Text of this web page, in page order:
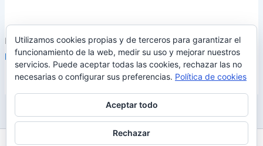
Este sitio usa Akismet para reducir el spam.Aprende cómo se
procesan los datos de tus comentarios.
Utilizamos cookies propias y de terceros para garantizar el
funcionamiento de la web, medir su uso y mejorar nuestros
servicios. Puede aceptar todas las cookies, rechazar las no
necesarias o configurar sus preferencias. Política de cookies
Aceptar todo
Rechazar